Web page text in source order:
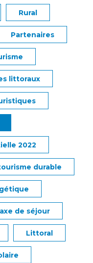
Rural
Partenaires
littoraux
2022
durable
de séjour
Littoral